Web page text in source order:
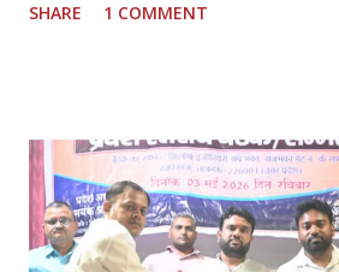
लेकिन मौजूदा नीतियों से संस्थानों की आर्थिक और
हो:* पैन, आधार, OTP आधारित e-KYC के बाद
अनावश्यक और शोषणकारी है। 3. *थर्ड शिफ्ट बहाल
हजारों छात्रों को शाम की शिफ्ट न होने से प्रशिक्षण
*PMKVY 5.0 में भागीदारी मिले:* निजी संस्थानों
SHARE 1 COMMENT